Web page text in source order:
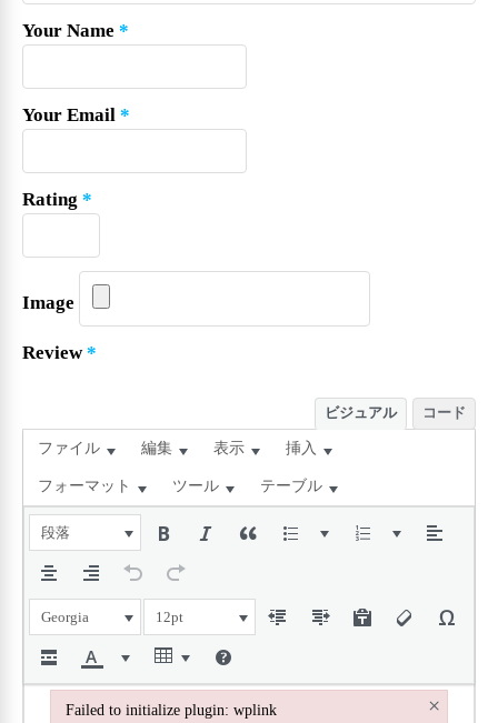
Your Name *
Your Email *
Rating *
Image
Review*
ビジュアル コード
ファイル 編集 表示 挿入
フォーマット ツール テーブル
段落
Georgia 12pt
Failed to initialize plugin: wplink ×